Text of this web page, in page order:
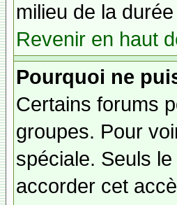
milieu de la
Revenir en haut
Pourquoi ne
Certains forums
groupes. Pour
spéciale. Seuls
accorder cet